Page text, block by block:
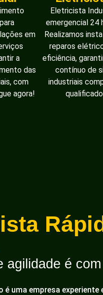
em
a
das
com
agora!
Eletricista
emergencial 24
Realizamos
reparos
eficiência,
contínuo de
industriais
agilidade é
é uma empresa experiente